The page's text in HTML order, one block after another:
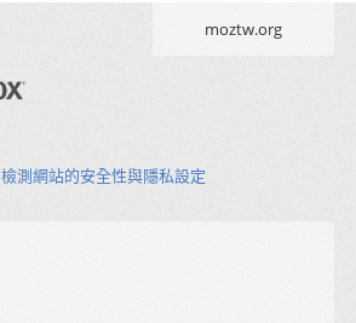
moztw.org
檢測網站的安全性與隱私設定